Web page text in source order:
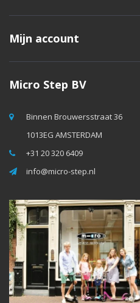
Mijn account
Micro Step BV
Binnen Brouwersstraat 36
1013EG AMSTERDAM
+31 20 320 6409
info@micro-step.nl